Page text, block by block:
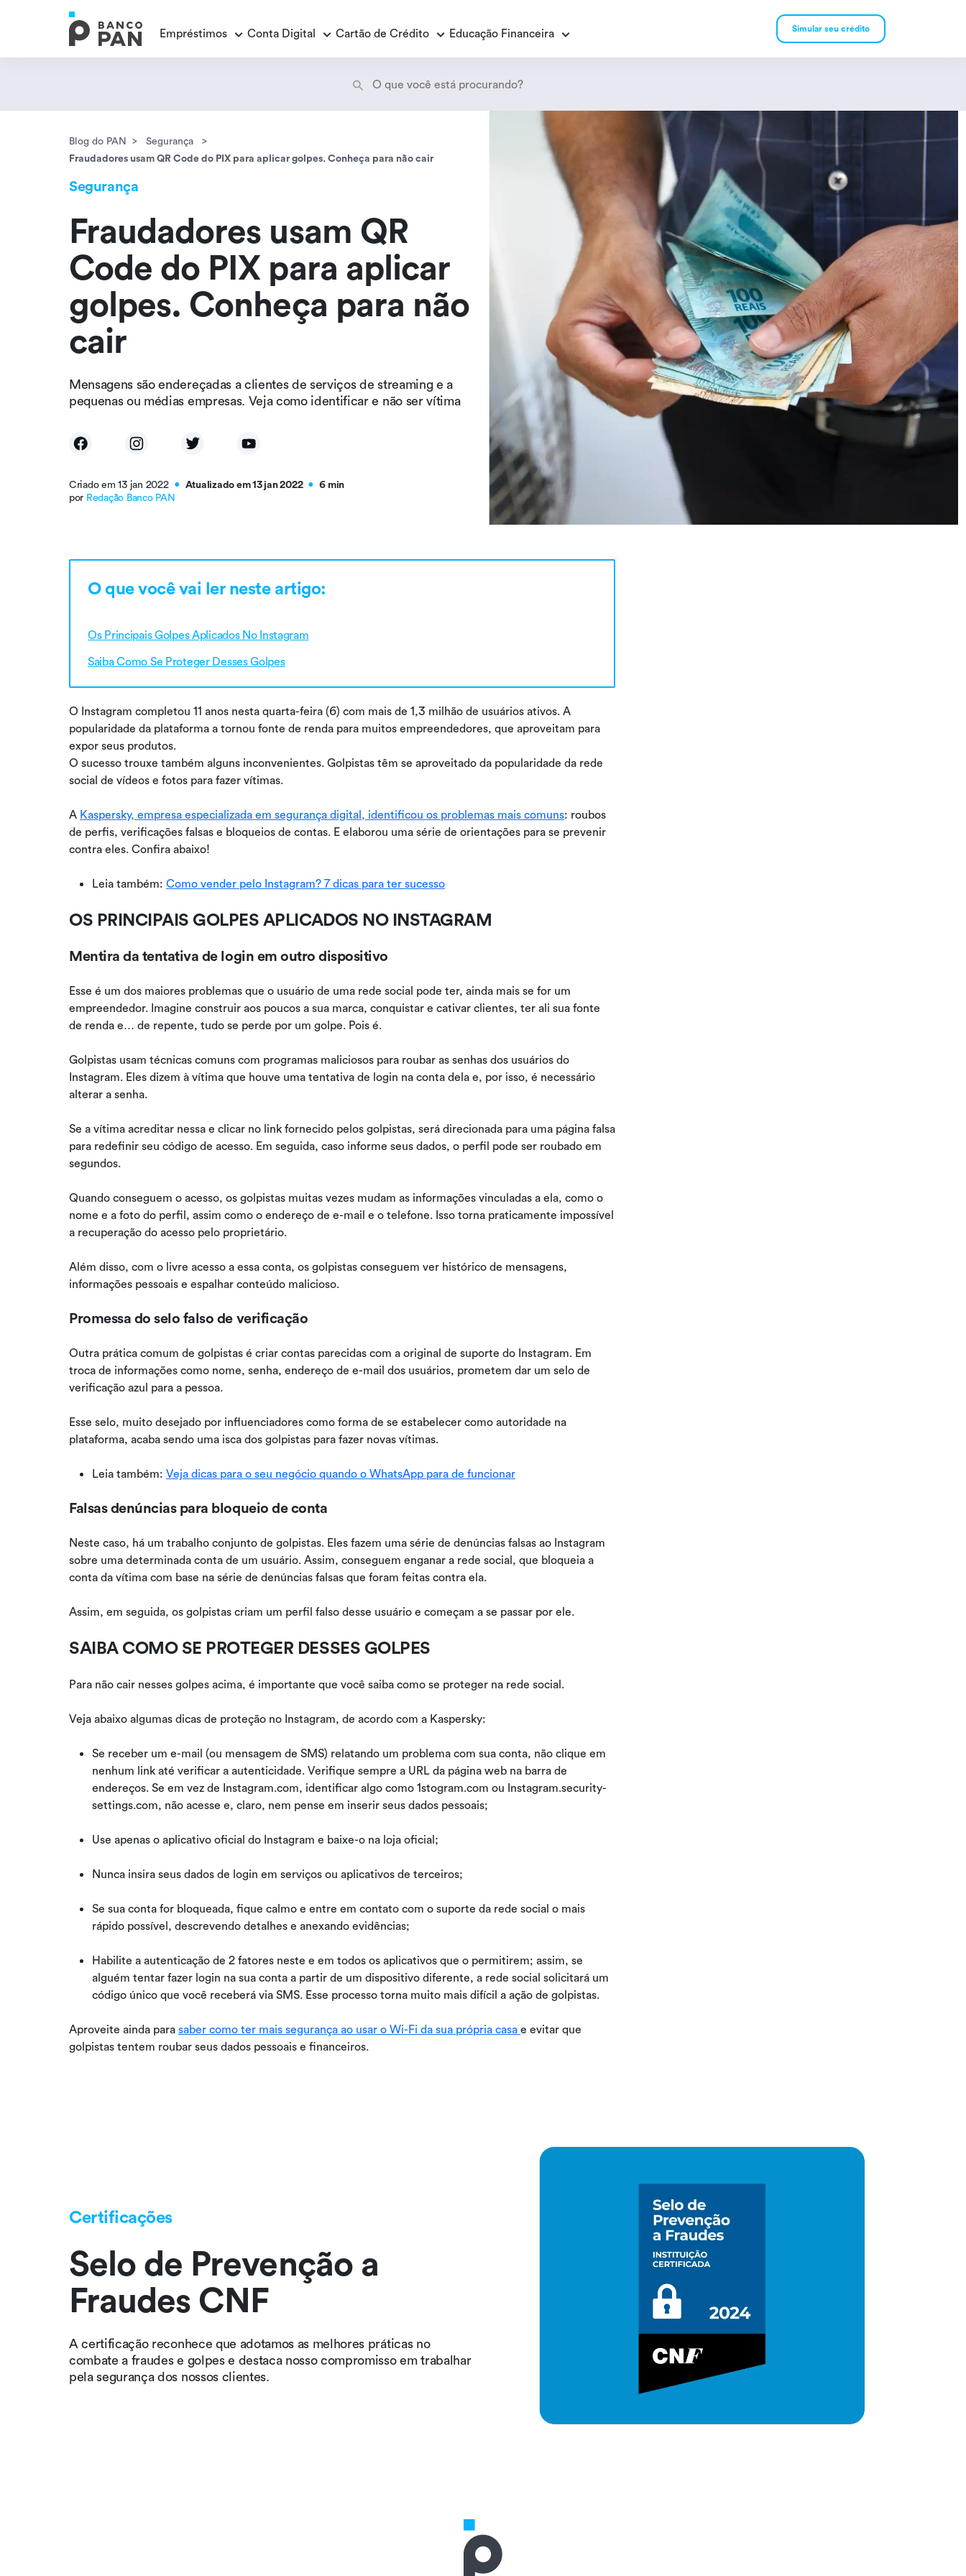
Empréstimos
Empréstimo Consignado
Empréstimo com Garantia Empréstimo Consignado Loas
Empréstimo Consignado
Privado
Conta Digital Cartão de Crédito Educação Financeira Simular seu crédito
Blog do PAN
Segurança
Fraudadores usam QR Code do PIX para aplicar golpes. Conheça para não cair
Segurança
Fraudadores usam QR
Code do PIX para aplicar
golpes. Conheça para não
cair
Mensagens são endereçadas a clientes de serviços de streaming e a
pequenas ou médias empresas. Veja como identificar e não ser vítima
Criado em 13 jan 2022 ● Atualizado em 13 jan 2022 ●
6 min
por Redação Banco PAN
O que você vai ler neste artigo:
Os Principais Golpes Aplicados No Instagram
Saiba Como Se Proteger Desses Golpes
O Instagram completou 11 anos nesta quarta-feira (6) com mais de 1,3 milhão de usuários ativos. A
popularidade da plataforma a tornou fonte de renda para muitos empreendedores, que aproveitam para
expor seus produtos.
O sucesso trouxe também alguns inconvenientes. Golpistas têm se aproveitado da popularidade da rede
social de vídeos e fotos para fazer vítimas.
A Kaspersky, empresa especializada em segurança digital, identificou os problemas mais comuns: roubos
de perfis, verificações falsas e bloqueios de contas. E elaborou uma série de orientações para se prevenir
contra eles. Confira abaixo!
Leia também: Como vender pelo Instagram? 7 dicas para ter sucesso
OS PRINCIPAIS GOLPES APLICADOS NO INSTAGRAM
Mentira da tentativa de login em outro dispositivo
Esse é um dos maiores problemas que o usuário de uma rede social pode ter, ainda mais se for um
empreendedor. Imagine construir aos poucos a sua marca, conquistar e cativar clientes, ter ali sua fonte
de renda e… de repente, tudo se perde por um golpe. Pois é.
Golpistas usam técnicas comuns com programas maliciosos para roubar as senhas dos usuários do
Instagram. Eles dizem à vítima que houve uma tentativa de login na conta dela e, por isso, é necessário
alterar a senha.
Se a vítima acreditar nessa e clicar no link fornecido pelos golpistas, será direcionada para uma página falsa
para redefinir seu código de acesso. Em seguida, caso informe seus dados, o perfil pode ser roubado em
segundos.
Quando conseguem o acesso, os golpistas muitas vezes mudam as informações vinculadas a ela, como o
nome e a foto do perfil, assim como o endereço de e-mail e o telefone. Isso torna praticamente impossível
a recuperação do acesso pelo proprietário.
Além disso, com o livre acesso a essa conta, os golpistas conseguem ver histórico de mensagens,
informações pessoais e espalhar conteúdo malicioso.
Promessa do selo falso de verificação
Outra prática comum de golpistas é criar contas parecidas com a original de suporte do Instagram. Em
troca de informações como nome, senha, endereço de e-mail dos usuários, prometem dar um selo de
verificação azul para a pessoa.
Esse selo, muito desejado por influenciadores como forma de se estabelecer como autoridade na
plataforma, acaba sendo uma isca dos golpistas para fazer novas vítimas.
Leia também: Veja dicas para o seu negócio quando o WhatsApp para de funcionar
Falsas denúncias para bloqueio de conta
Neste caso, há um trabalho conjunto de golpistas. Eles fazem uma série de denúncias falsas ao Instagram
sobre uma determinada conta de um usuário. Assim, conseguem enganar a rede social, que bloqueia a
conta da vítima com base na série de denúncias falsas que foram feitas contra ela.
Assim, em seguida, os golpistas criam um perfil falso desse usuário e começam a se passar por ele.
SAIBA COMO SE PROTEGER DESSES GOLPES
Para não cair nesses golpes acima, é importante que você saiba como se proteger na rede social.
Veja abaixo algumas dicas de proteção no Instagram, de acordo com a Kaspersky:
Se receber um e-mail (ou mensagem de SMS) relatando um problema com sua conta, não clique em
nenhum link até verificar a autenticidade. Verifique sempre a URL da página web na barra de
endereços. Se em vez de Instagram.com, identificar algo como 1stogram.com ou Instagram.security-
settings.com, não acesse e, claro, nem pense em inserir seus dados pessoais;
Use apenas o aplicativo oficial do Instagram e baixe-o na loja oficial;
Nunca insira seus dados de login em serviços ou aplicativos de terceiros;
Se sua conta for bloqueada, fique calmo e entre em contato com o suporte da rede social o mais
rápido possível, descrevendo detalhes e anexando evidências;
Habilite a autenticação de 2 fatores neste e em todos os aplicativos que o permitirem; assim, se
alguém tentar fazer login na sua conta a partir de um dispositivo diferente, a rede social solicitará um
código único que você receberá via SMS. Esse processo torna muito mais difícil a ação de golpistas.
Aproveite ainda para saber como ter mais segurança ao usar o Wi-Fi da sua própria casa e evitar que
golpistas tentem roubar seus dados pessoais e financeiros.
Certificações
Selo de Prevenção a
Fraudes CNF
A certificação reconhece que adotamos as melhores práticas no
combate a fraudes e golpes e destaca nosso compromisso em trabalhar
pela segurança dos nossos clientes.